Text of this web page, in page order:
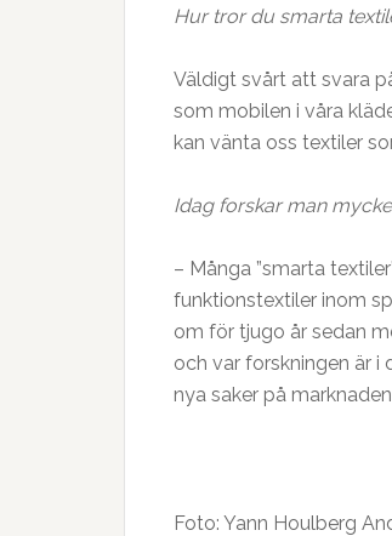
Hur tror du smarta
Väldigt svårt att svara
som mobilen i våra
kan vänta oss textiler
Idag forskar man
– Många ”smarta
funktionstextiler inom
om för tjugo år sedan
och var forskningen är
nya saker på
Foto: Yann Houlberg